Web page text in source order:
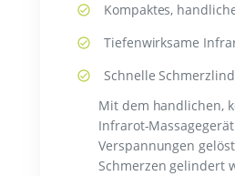
Kompaktes,
Tiefenwirksame
Schnelle
Mit dem handlichen,
Infrarot-
Verspannungen
Schmerzen gelindert